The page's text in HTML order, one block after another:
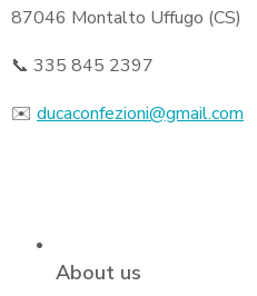
87046 Montalto Uffugo (CS)
📞 335 845 2397
✉️ ducaconfezioni@gmail.com
About us